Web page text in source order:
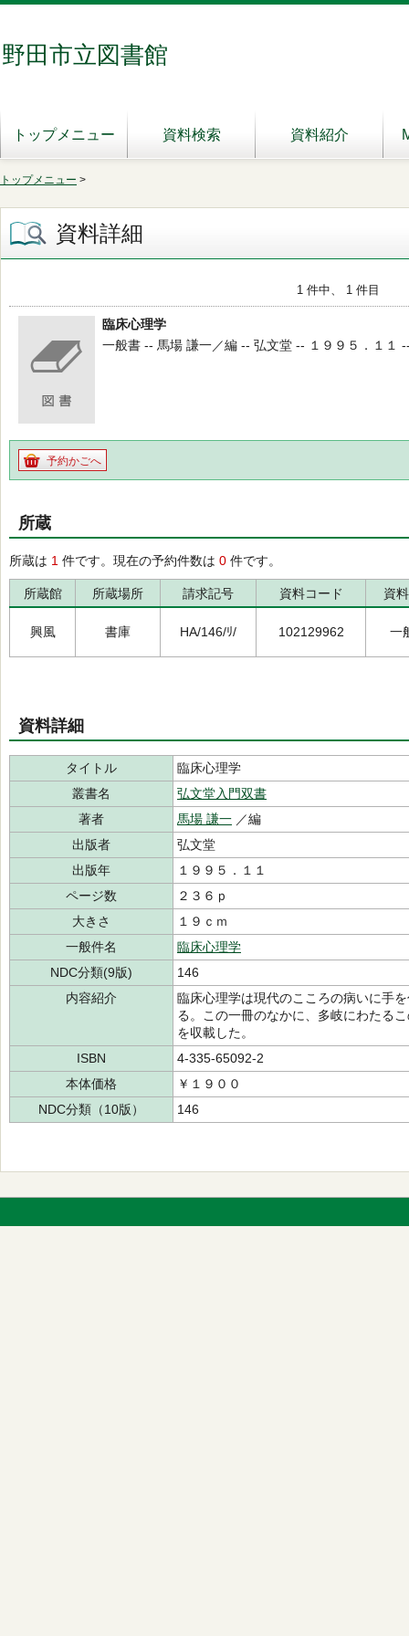
野田市立図書館
トップメニュー 資料検索 資料紹介
トップメニュー >
資料詳細
1 件中、 1 件目
臨床心理学
一般書 -- 馬場 謙一／編 -- 弘文堂 -- １９９５．１１
予約かごへ
所蔵
所蔵は 1 件です。現在の予約件数は 0 件です。
所蔵館 所蔵場所 請求記号 資料コード 資
興風 書庫 HA/146/ﾘ/ 102129962 一
資料詳細
タイトル
臨床心理学
叢書名
弘文堂入門双書
著者
馬場 謙一 ／編
出版者
弘文堂
出版年
１９９５．１１
ページ数
２３６ｐ
大きさ
１９ｃｍ
一般件名
臨床心理学
NDC分類(9版)
146
内容紹介
臨床心理学は現代のこころの病いに手
る。この一冊のなかに、多岐にわたる
を収載した。
ISBN
4-335-65092-2
本体価格
￥１９００
NDC分類（10版）
146